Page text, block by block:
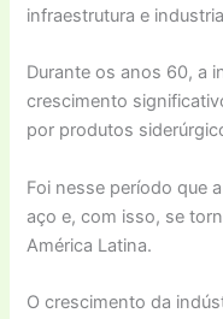
infraestrutura e
Durante os anos 60, a
crescimento
por produtos
Foi nesse período que
aço e, com isso, se
América Latina.
O crescimento da